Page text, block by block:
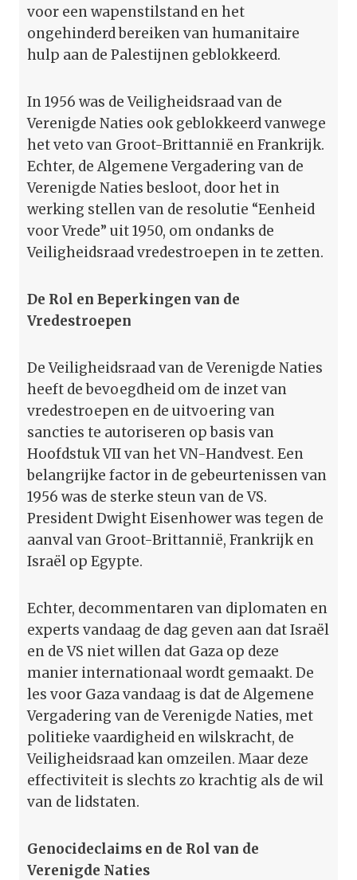
voor een wapenstilstand en het
ongehinderd bereiken van humanitaire
hulp aan de Palestijnen geblokkeerd.
In 1956 was de Veiligheidsraad van de
Verenigde Naties ook geblokkeerd vanwege
het veto van Groot-Brittannië en Frankrijk.
Echter, de Algemene Vergadering van de
Verenigde Naties besloot, door het in
werking stellen van de resolutie “Eenheid
voor Vrede” uit 1950, om ondanks de
Veiligheidsraad vredestroepen in te zetten.
De Rol en Beperkingen van de
Vredestroepen
De Veiligheidsraad van de Verenigde Naties
heeft de bevoegdheid om de inzet van
vredestroepen en de uitvoering van
sancties te autoriseren op basis van
Hoofdstuk VII van het VN-Handvest. Een
belangrijke factor in de gebeurtenissen van
1956 was de sterke steun van de VS.
President Dwight Eisenhower was tegen de
aanval van Groot-Brittannië, Frankrijk en
Israël op Egypte.
Echter, decommentaren van diplomaten en
experts vandaag de dag geven aan dat Israël
en de VS niet willen dat Gaza op deze
manier internationaal wordt gemaakt. De
les voor Gaza vandaag is dat de Algemene
Vergadering van de Verenigde Naties, met
politieke vaardigheid en wilskracht, de
Veiligheidsraad kan omzeilen. Maar deze
effectiviteit is slechts zo krachtig als de wil
van de lidstaten.
Genocideclaims en de Rol van de
Verenigde Naties